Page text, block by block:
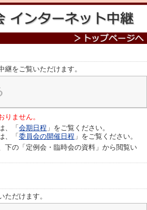
継をご覧いただけます。
りません。
、「 会期日程 」をご覧ください。
、「 委員会の開催日程 」をご覧ください。
下の「定例会・臨時会の資料」から閲覧い
ただけます。